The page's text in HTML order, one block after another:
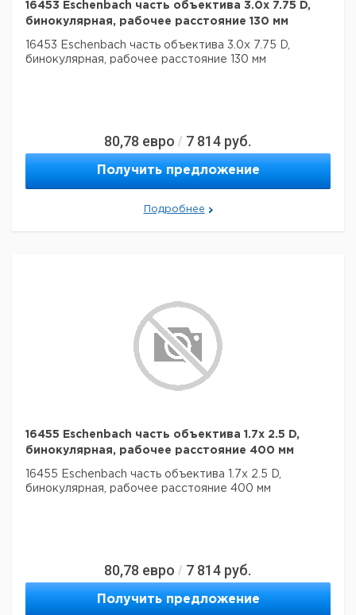
16453 Eschenbach часть объектива 3.0x 7.75 D,
бинокулярная, рабочее расстояние 130 мм
16453 Eschenbach часть объектива 3.0x 7.75 D,
бинокулярная, рабочее расстояние 130 мм
80,78 евро / 7 814 руб.
Получить предложение
Подробнее
16455 Eschenbach часть объектива 1.7x 2.5 D,
бинокулярная, рабочее расстояние 400 мм
16455 Eschenbach часть объектива 1.7x 2.5 D,
бинокулярная, рабочее расстояние 400 мм
80,78 евро / 7 814 руб.
Получить предложение